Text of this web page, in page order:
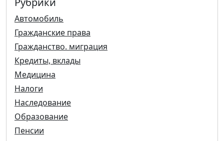
Автомобиль
Гражданские права
Гражданство. миграция
Кредиты, вклады
Медицина
Налоги
Наследование
Образование
Пенсии